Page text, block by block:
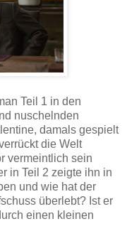
Teil 1 in den
nuschelnden
damals gespielt
die Welt
vermeintlich sein
in Teil 2 zeigte ihn in
und wie hat der
überlebt? Ist er
einen kleinen